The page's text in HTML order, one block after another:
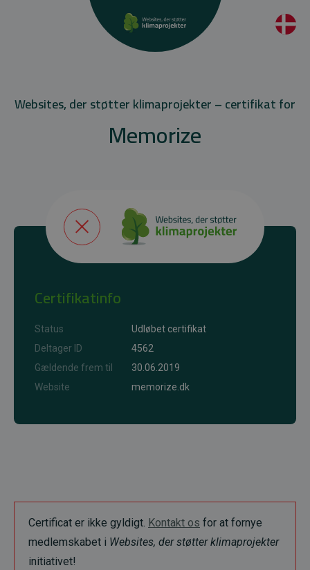
Websites, der støtter klimaprojekter – certifikat for
Memorize
Certifikatinfo
Status
Udløbet certifikat
Deltager ID
4562
Gældende frem til
30.06.2019
Website
memorize.dk
Certificat er ikke gyldigt. Kontakt os for at fornye
medlemskabet i Websites, der støtter klimaprojekter
initiativet!